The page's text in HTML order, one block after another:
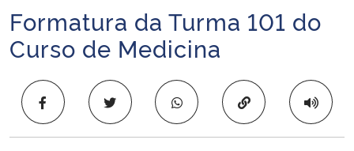
Ministério da Infraestrutura
Ministério da Educação
Início do conteúdo
Formatura da Turma 101 do
Curso de Medicina
Copiar para área